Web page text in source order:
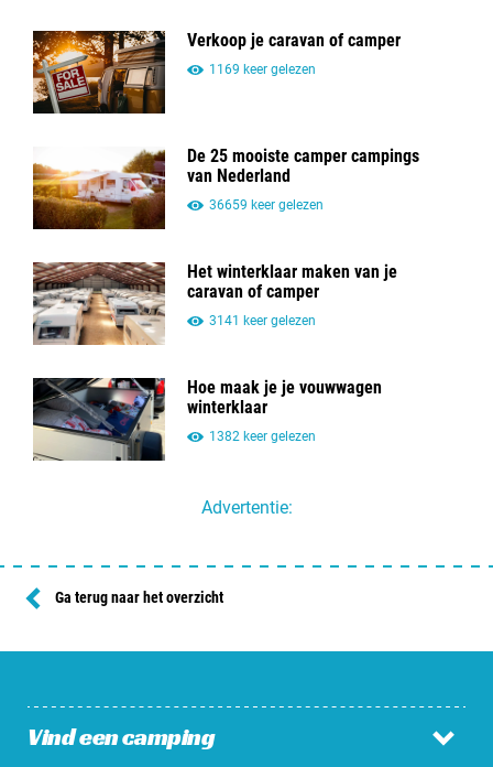
Verkoop je caravan of camper
1169 keer gelezen
De 25 mooiste camper campings
van Nederland
36659 keer gelezen
Het winterklaar maken van je
caravan of camper
3141 keer gelezen
Hoe maak je je vouwwagen
winterklaar
1382 keer gelezen
Advertentie:
Ga terug naar het overzicht
Vind een camping